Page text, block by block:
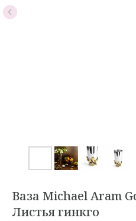
Ваза Michael Aram
Листья гинкго